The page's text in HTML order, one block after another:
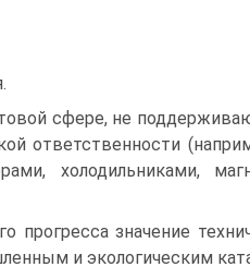
сфере, не
ответственности
холодильниками,
прогресса значение
и экологическим